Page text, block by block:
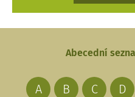
Abecední
A B C D